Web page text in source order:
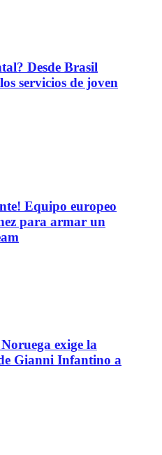
Desde Brasil
servicios de joven
Equipo europeo
para armar un
exige la
Gianni Infantino a